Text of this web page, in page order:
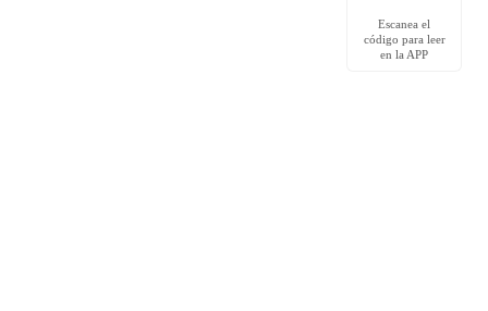
Escanea el
código para leer
en la APP